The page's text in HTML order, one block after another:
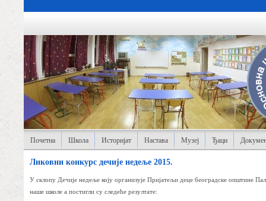
Почетна Школа Историјат Настава Музеј Ђаци
Ликовни конкурс дечије недеље 2015.
У склопу Дечије недеље коју организује Пријатељи деце београдске општине
наше школе а постигли су следеће резултате: